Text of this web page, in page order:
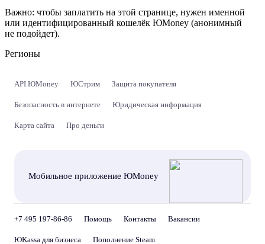
Важно: чтобы заплатить на этой странице, нужен именной
или идентифицированный кошелёк ЮMoney (анонимный
не подойдет).
Регионы
API ЮMoney ЮСтрим Защита покупателя
Безопасность в интернете Юридическая информация
Карта сайта Про деньги
Мобильное приложение ЮMoney
+7 495 197-86-86 Помощь Контакты Вакансии
ЮKassa для бизнеса Пополнение Steam